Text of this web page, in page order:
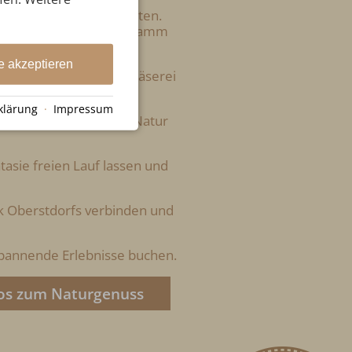
Naturmomenten.
das Erlebnisprogramm
und Kulinarik.
Blick in die Ziegenkäserei
Schätze der Natur
freien Lauf lassen und
Oberstdorfs verbinden und
Erlebnisse buchen.
zum Naturgenuss
akzeptieren
· Impressum